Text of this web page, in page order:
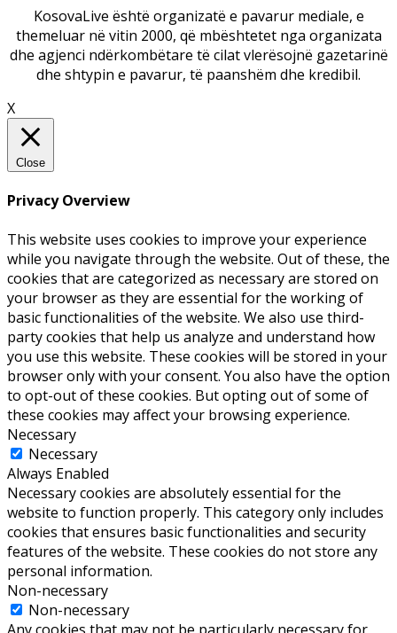
KosovaLive është organizatë e pavarur mediale, e
themeluar në vitin 2000, që mbështetet nga organizata
dhe agjenci ndërkombëtare të cilat vlerësojnë gazetarinë
dhe shtypin e pavarur, të paanshëm dhe kredibil.
X
Close
Privacy Overview
This website uses cookies to improve your experience
while you navigate through the website. Out of these, the
cookies that are categorized as necessary are stored on
your browser as they are essential for the working of
basic functionalities of the website. We also use third-
party cookies that help us analyze and understand how
you use this website. These cookies will be stored in your
browser only with your consent. You also have the option
to opt-out of these cookies. But opting out of some of
these cookies may affect your browsing experience.
Necessary
Necessary
Always Enabled
Necessary cookies are absolutely essential for the
website to function properly. This category only includes
cookies that ensures basic functionalities and security
features of the website. These cookies do not store any
personal information.
Non-necessary
Non-necessary